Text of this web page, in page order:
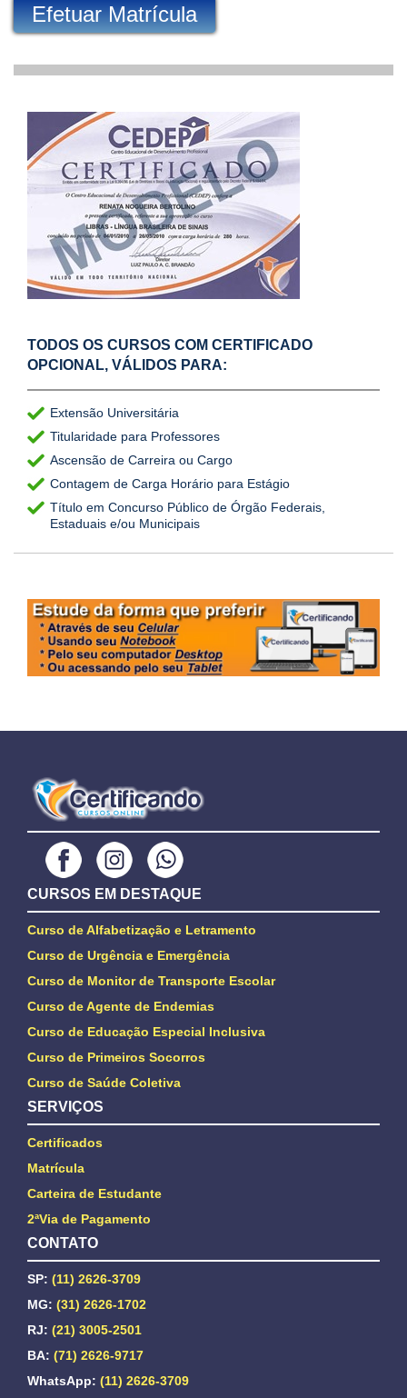
Efetuar Matrícula
TODOS OS CURSOS COM CERTIFICADO
OPCIONAL, VÁLIDOS PARA:
Extensão Universitária
Titularidade para Professores
Ascensão de Carreira ou Cargo
Contagem de Carga Horário para Estágio
Título em Concurso Público de Órgão Federais,
Estaduais e/ou Municipais
CURSOS EM DESTAQUE
Curso de Alfabetização e Letramento
Curso de Urgência e Emergência
Curso de Monitor de Transporte Escolar
Curso de Agente de Endemias
Curso de Educação Especial Inclusiva
Curso de Primeiros Socorros
Curso de Saúde Coletiva
SERVIÇOS
Certificados
Matrícula
Carteira de Estudante
2ªVia de Pagamento
CONTATO
SP: (11) 2626-3709
MG: (31) 2626-1702
RJ: (21) 3005-2501
BA: (71) 2626-9717
WhatsApp: (11) 2626-3709